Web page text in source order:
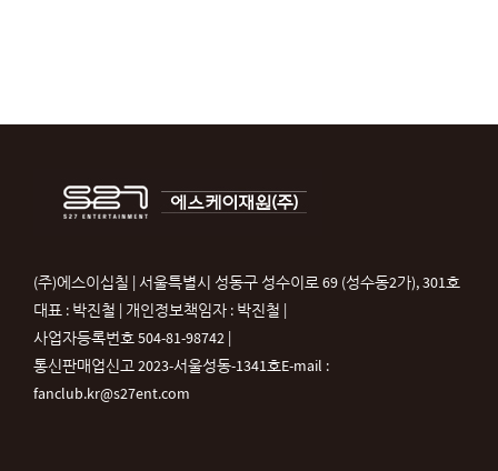
(주)에스이십칠 | 서울특별시 성동구 성수이로 69 (성수동2가), 301호
대표 : 박진철 | 개인정보책임자 : 박진철 |
사업자등록번호 504-81-98742 |
통신판매업신고 2023-서울성동-1341호E-mail :
fanclub.kr@s27ent.com